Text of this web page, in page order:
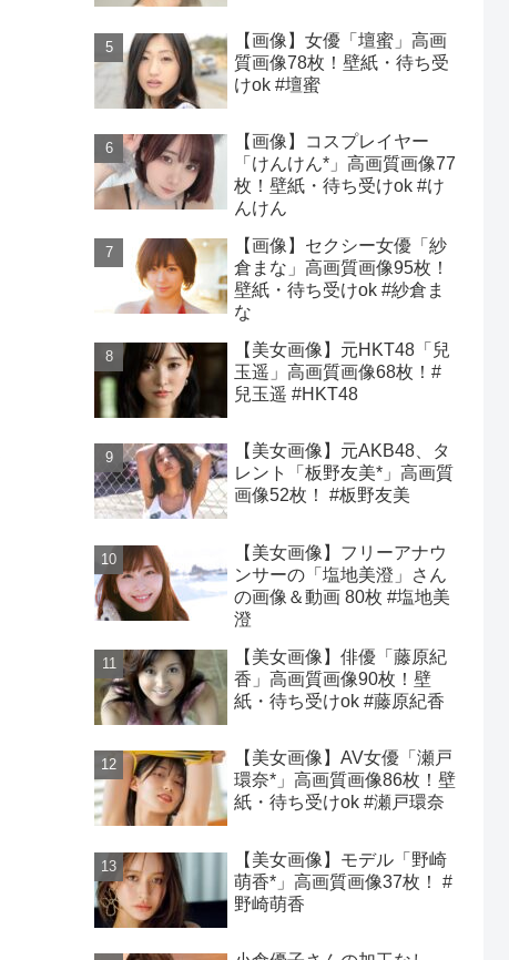
【画像】女優「壇蜜」高画
質画像78枚！壁紙・待ち受
けok #壇蜜
【画像】コスプレイヤー
「けんけん*」高画質画像77
枚！壁紙・待ち受けok #け
んけん
【画像】セクシー女優「紗
倉まな」高画質画像95枚！
壁紙・待ち受けok #紗倉ま
な
【美女画像】元HKT48「兒
玉遥」高画質画像68枚！#
兒玉遥 #HKT48
【美女画像】元AKB48、タ
レント「板野友美*」高画質
画像52枚！ #板野友美
【美女画像】フリーアナウ
ンサーの「塩地美澄」さん
の画像＆動画 80枚 #塩地美
澄
【美女画像】俳優「藤原紀
香」高画質画像90枚！壁
紙・待ち受けok #藤原紀香
【美女画像】AV女優「瀬戸
環奈*」高画質画像86枚！壁
紙・待ち受けok #瀬戸環奈
【美女画像】モデル「野崎
萌香*」高画質画像37枚！ #
野崎萌香